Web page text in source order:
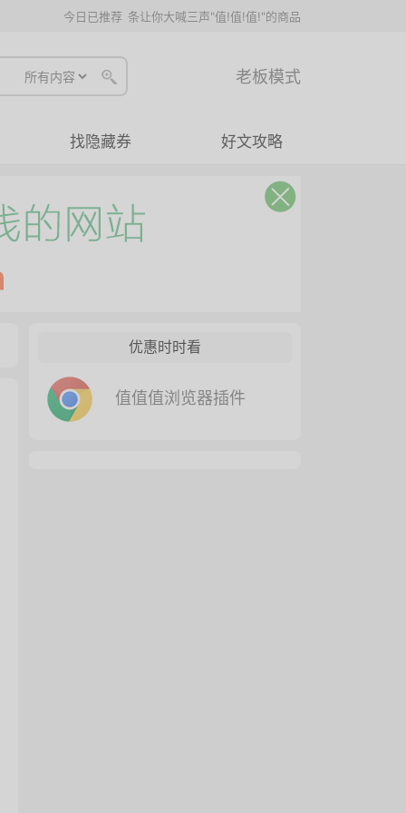
今日已推荐 条让你大喊三声"值!值!值!"的商品
老板模式
找隐藏券 好文攻略
优惠时时看
值值值浏览器插件